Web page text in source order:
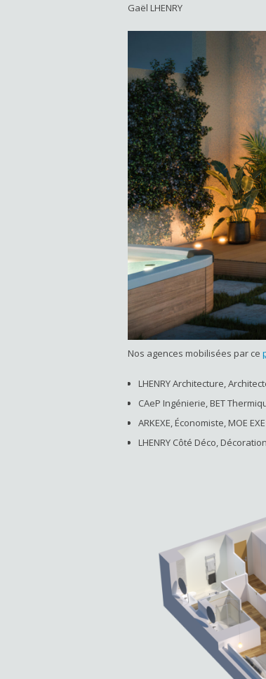
Gaël LHENRY
Nos agences mobilisées par ce
LHENRY Architecture,
CAeP Ingénierie, BET
ARKEXE, Économiste, MOE
LHENRY Côté Déco,